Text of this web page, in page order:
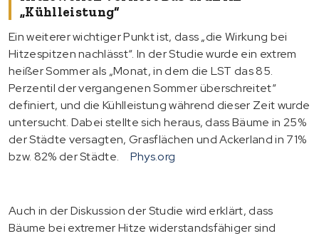
„Kühlleistung“
Ein weiterer wichtiger Punkt ist, dass „die Wirkung bei
Hitzespitzen nachlässt“. In der Studie wurde ein extrem
heißer Sommer als „Monat, in dem die LST das 85.
Perzentil der vergangenen Sommer überschreitet“
definiert, und die Kühlleistung während dieser Zeit wurde
untersucht. Dabei stellte sich heraus, dass Bäume in 25%
der Städte versagten, Grasflächen und Ackerland in 71%
bzw. 82% der Städte.
Phys.org
Auch in der Diskussion der Studie wird erklärt, dass
Bäume bei extremer Hitze widerstandsfähiger sind